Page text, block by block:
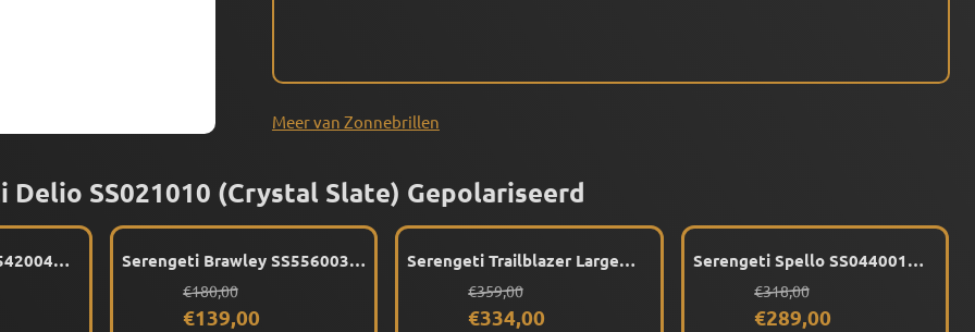
Meer van Zonnebrillen
Delio SS021010 (Crystal Slate) Gepolariseerd
309,00
Serengeti Brawley SS556003
GepolariseerdVan 180,00 voor 139,00
€180,00
€139,00
Serengeti Trailblazer Large
GepolariseerdVan 359,00 voor 334,00
€359,00
€334,00
Serengeti Spello SS044001
Temple Tips) Gepolariseerd
Van 318,00 voor 289,00
€318,00
€289,00